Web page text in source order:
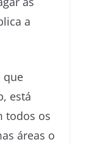
a
que
está
todos os
áreas o